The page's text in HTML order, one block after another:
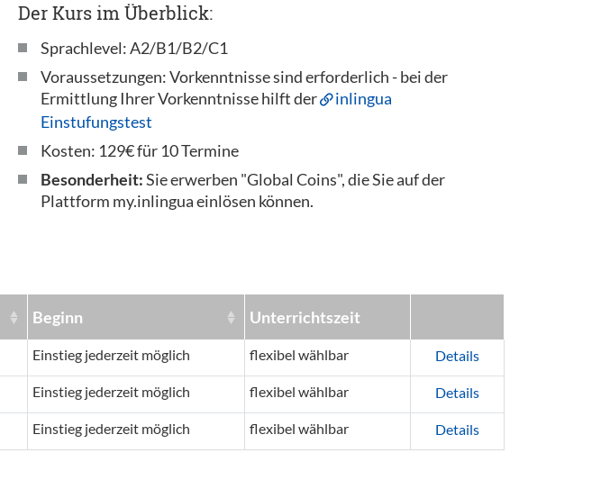
Der Kurs im Überblick:
Sprachlevel: A2/B1/B2/C1
Voraussetzungen: Vorkenntnisse sind erforderlich - bei der
Ermittlung Ihrer Vorkenntnisse hilft der
inlingua
Einstufungstest
Kosten: 129€ für 10 Termine
Besonderheit:Sie erwerben "Global Coins", die Sie auf der
Plattform my.inlingua einlösen können.
Beginn Unterrichtszeit
Einstieg jederzeit möglich flexibel wählbar Details
Einstieg jederzeit möglich flexibel wählbar Details
Einstieg jederzeit möglich flexibel wählbar Details